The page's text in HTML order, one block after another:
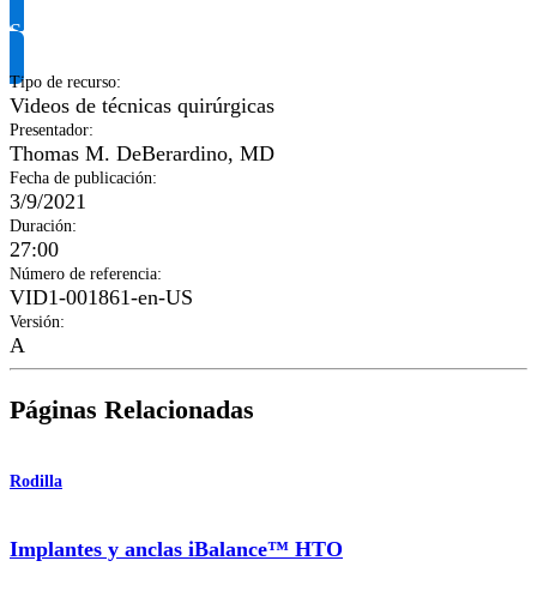
Solicitar información del producto
Tipo de recurso:
Videos de técnicas quirúrgicas
Presentador:
Thomas M. DeBerardino, MD
Fecha de publicación:
3/9/2021
Duración:
27:00
Número de referencia:
VID1-001861-en-US
Versión:
A
Páginas Relacionadas
Rodilla
Implantes y anclas iBalance™ HTO